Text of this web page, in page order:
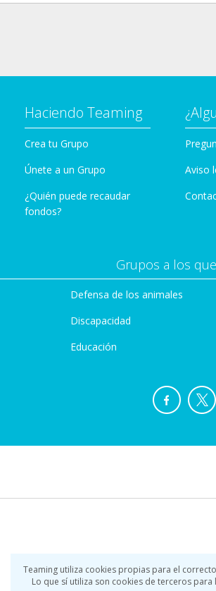
Teaming utiliza cookies propias para el
Lo que sí utiliza son cookies de terceros para
Haciendo Teaming
Crea tu Grupo
Únete a un Grupo
¿Quién puede recaudar
fondos?
Aviso
Grupos a los
Defensa de los animales
Discapacidad
Educación